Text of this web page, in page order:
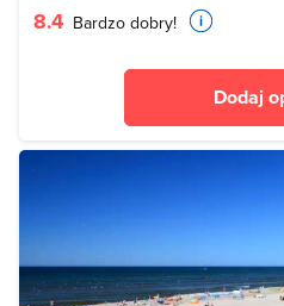
8.4 Bardzo dobry!
Dodaj